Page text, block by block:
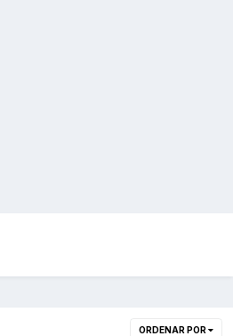
ORDENAR POR